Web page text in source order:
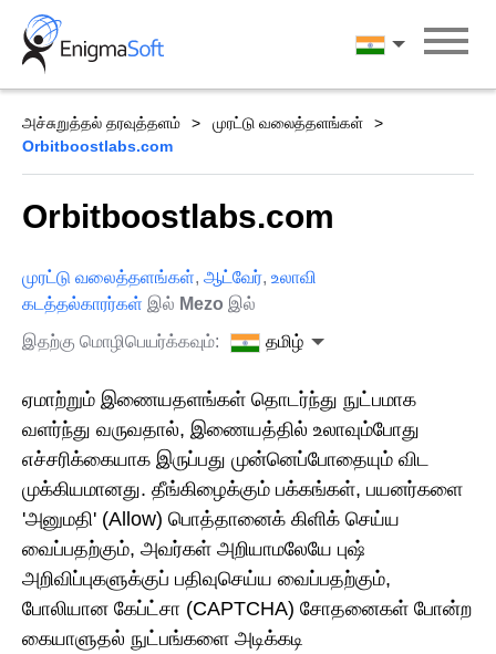
Skip
content
தமிழ்
அச்சுறுத்தல் தரவுத்தளம்
முரட்டு வலைத்தளங்கள்
Orbitboostlabs.com
Orbitboostlabs.com
முரட்டு வலைத்தளங்கள், ஆட்வேர், உலாவி
கடத்தல்காரர்கள் இல் Mezo இல்
இதற்கு மொழிபெயர்க்கவும்:
தமிழ்
ஏமாற்றும் இணையதளங்கள் தொடர்ந்து நுட்பமாக
வளர்ந்து வருவதால், இணையத்தில் உலாவும்போது
எச்சரிக்கையாக இருப்பது முன்னெப்போதையும் விட
முக்கியமானது. தீங்கிழைக்கும் பக்கங்கள், பயனர்களை
'அனுமதி' (Allow) பொத்தானைக் கிளிக் செய்ய
வைப்பதற்கும், அவர்கள் அறியாமலேயே புஷ்
அறிவிப்புகளுக்குப் பதிவுசெய்ய வைப்பதற்கும்,
போலியான கேப்ட்சா (CAPTCHA) சோதனைகள் போன்ற
கையாளுதல் நுட்பங்களை அடிக்கடி